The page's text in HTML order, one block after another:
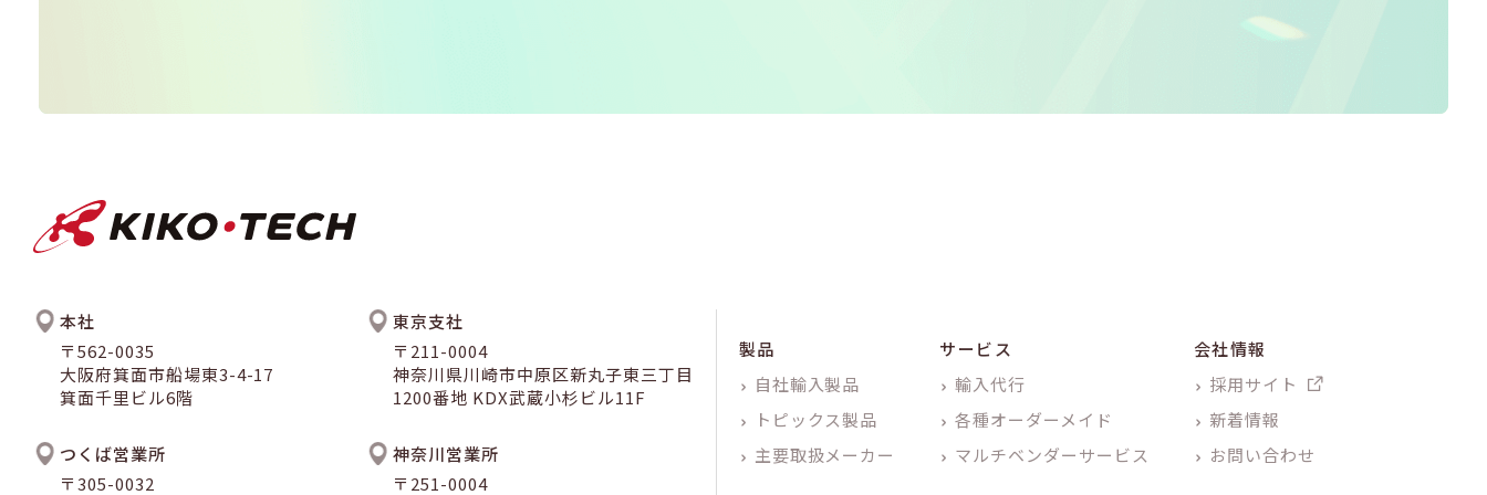
本社
〒562-0035
大阪府箕面市船場東3-4-17
箕面千里ビル6階
東京支社
〒211-0004
神奈川県川崎市中原区新丸子東三丁目
1200番地 KDX武蔵小杉ビル11F
つくば営業所
〒305-0032
神奈川営業所
〒251-0004
製品
自社輸入製品
トピックス製品
主要取扱メーカー
サービス
輸入代行
各種オーダーメイド
マルチベンダーサービス
会社情報
採用サイト
新着情報
お問い合わせ